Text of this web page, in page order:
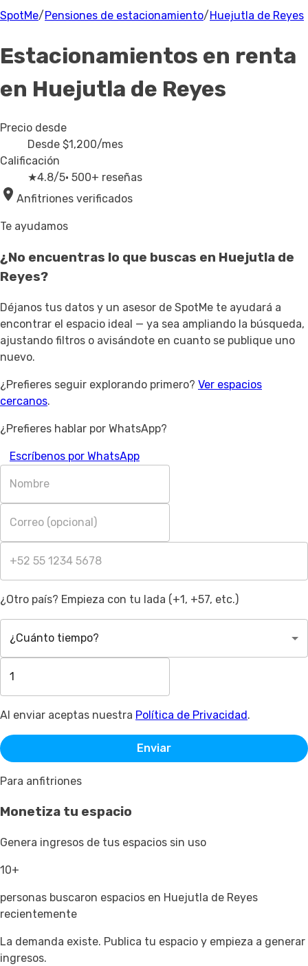
SpotMe/ Pensiones de estacionamiento/ Huejutla de Reyes
Estacionamientos en renta
en Huejutla de Reyes
Precio desde
Desde $1,200/mes
Calificación
★4.8/5· 500+ reseñas
Anfitriones verificados
Te ayudamos
¿No encuentras lo que buscas en Huejutla de
Reyes?
Déjanos tus datos y un asesor de SpotMe te ayudará a
encontrar el espacio ideal — ya sea ampliando la búsqueda,
ajustando filtros o avisándote en cuanto se publique uno
nuevo.
¿Prefieres seguir explorando primero? Ver espacios
cercanos.
¿Prefieres hablar por WhatsApp?
Escríbenos por WhatsApp
¿Otro país? Empieza con tu lada (+1, +57, etc.)
¿Cuánto tiempo?
Al enviar aceptas nuestra Política de Privacidad.
Enviar
Para anfitriones
Monetiza tu espacio
Genera ingresos de tus espacios sin uso
10+
personas buscaron espacios en Huejutla de Reyes
recientemente
La demanda existe. Publica tu espacio y empieza a generar
ingresos.